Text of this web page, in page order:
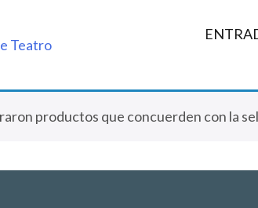
productos que concuerden con la